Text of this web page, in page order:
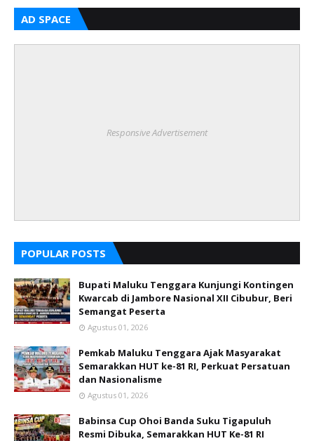
AD SPACE
Responsive Advertisement
POPULAR POSTS
Bupati Maluku Tenggara Kunjungi Kontingen
Kwarcab di Jambore Nasional XII Cibubur, Beri
Semangat Peserta
Agustus 01, 2026
Pemkab Maluku Tenggara Ajak Masyarakat
Semarakkan HUT ke-81 RI, Perkuat Persatuan
dan Nasionalisme
Agustus 01, 2026
Babinsa Cup Ohoi Banda Suku Tigapuluh
Resmi Dibuka, Semarakkan HUT Ke-81 RI